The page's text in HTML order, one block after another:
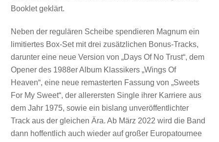
Booklet geklärt.
Neben der regulären Scheibe spendieren Magnum ein
limitiertes Box-Set mit drei zusätzlichen Bonus-Tracks,
darunter eine neue Version von „Days Of No Trust“, dem
Opener des 1988er Album Klassikers „Wings Of
Heaven“, eine neue remasterten Fassung von „Sweets
For My Sweet“, der allerersten Single ihrer Karriere aus
dem Jahr 1975, sowie ein bislang unveröffentlichter
Track aus der gleichen Ära. Ab März 2022 wird die Band
dann hoffentlich auch wieder auf großer Europatournee
Mit